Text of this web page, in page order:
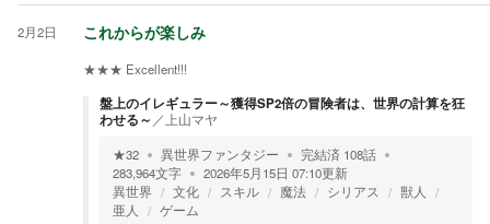
2月2日 これからが楽しみ
★★★ Excellent!!!
盤上のイレギュラー～獲得SP2倍の冒険者は、世界の計算を狂
わせる～ ／ 上山マヤ
★32 異世界ファンタジー 完結済 108話
283,964文字 2026年5月15日 07:10更新
異世界
文化 スキル 魔法 シリアス
獣人
亜人
ゲーム